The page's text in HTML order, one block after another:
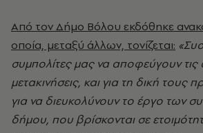
Από τον Δήμο Βόλου εκδόθηκε
οποία, μεταξύ άλλων, τονίζεται:
συμπολίτες μας να αποφεύγουν
μετακινήσεις, και για τη δική τους
για να διευκολύνουν το έργο των
δήμου, που βρίσκονται σε